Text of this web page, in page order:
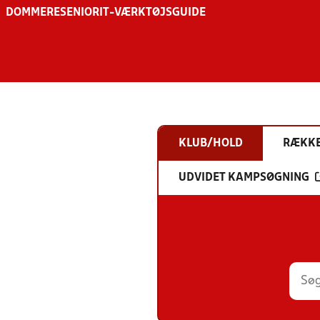
DOMMERESENIOR IT-VÆRKTØJSGUIDE
KLUB/HOLD
UDVIDET KAMPSØGNING